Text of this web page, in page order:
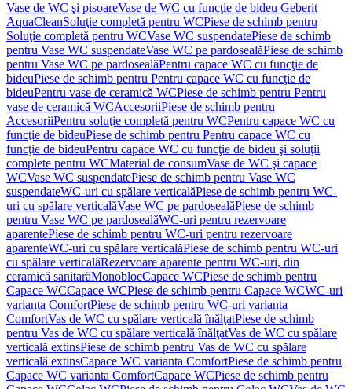
Vase de WC şi pisoareVase de WC cu funcţie de bideu Geberit
AquaCleanSoluţie completă pentru WCPiese de schimb pentru
Soluţie completă pentru WCVase WC suspendatePiese de schimb
pentru Vase WC suspendateVase WC pe pardosealăPiese de schimb
pentru Vase WC pe pardosealăPentru capace WC cu funcţie de
bideuPiese de schimb pentru Pentru capace WC cu funcţie de
bideuPentru vase de ceramică WCPiese de schimb pentru Pentru
vase de ceramică WCAccesoriiPiese de schimb pentru
AccesoriiPentru soluţie completă pentru WCPentru capace WC cu
funcţie de bideuPiese de schimb pentru Pentru capace WC cu
funcţie de bideuPentru capace WC cu funcţie de bideu şi soluţii
complete pentru WCMaterial de consumVase de WC şi capace
WCVase WC suspendatePiese de schimb pentru Vase WC
suspendateWC-uri cu spălare verticalăPiese de schimb pentru WC-
uri cu spălare verticalăVase WC pe pardosealăPiese de schimb
pentru Vase WC pe pardosealăWC-uri pentru rezervoare
aparentePiese de schimb pentru WC-uri pentru rezervoare
aparenteWC-uri cu spălare verticalăPiese de schimb pentru WC-uri
cu spălare verticalăRezervoare aparente pentru WC-uri, din
ceramică sanitarăMonoblocCapace WCPiese de schimb pentru
Capace WCCapace WCPiese de schimb pentru Capace WCWC-uri
varianta ComfortPiese de schimb pentru WC-uri varianta
ComfortVas de WC cu spălare verticală înălţatPiese de schimb
pentru Vas de WC cu spălare verticală înălţatVas de WC cu spălare
verticală extinsPiese de schimb pentru Vas de WC cu spălare
verticală extinsCapace WC varianta ComfortPiese de schimb pentru
Capace WC varianta ComfortCapace WCPiese de schimb pentru